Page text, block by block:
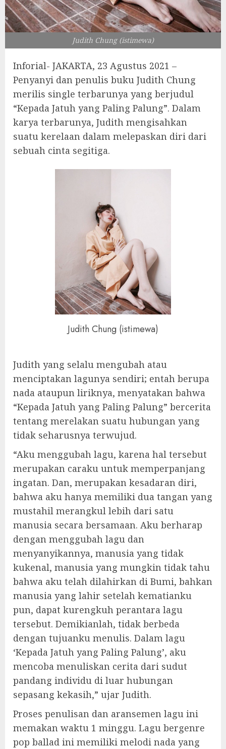
Judith Chung (istimewa)
Inforial- JAKARTA, 23 Agustus 2021 –
Penyanyi dan penulis buku Judith Chung
merilis single terbarunya yang berjudul
“Kepada Jatuh yang Paling Palung”. Dalam
karya terbarunya, Judith mengisahkan
suatu kerelaan dalam melepaskan diri dari
sebuah cinta segitiga.
Judith Chung (istimewa)
Judith yang selalu mengubah atau
menciptakan lagunya sendiri; entah berupa
nada ataupun liriknya, menyatakan bahwa
“Kepada Jatuh yang Paling Palung” bercerita
tentang merelakan suatu hubungan yang
tidak seharusnya terwujud.
“Aku menggubah lagu, karena hal tersebut
merupakan caraku untuk memperpanjang
ingatan. Dan, merupakan kesadaran diri,
bahwa aku hanya memiliki dua tangan yang
mustahil merangkul lebih dari satu
manusia secara bersamaan. Aku berharap
dengan menggubah lagu dan
menyanyikannya, manusia yang tidak
kukenal, manusia yang mungkin tidak tahu
bahwa aku telah dilahirkan di Bumi, bahkan
manusia yang lahir setelah kematianku
pun, dapat kurengkuh perantara lagu
tersebut. Demikianlah, tidak berbeda
dengan tujuanku menulis. Dalam lagu
‘Kepada Jatuh yang Paling Palung’, aku
mencoba menuliskan cerita dari sudut
pandang individu di luar hubungan
sepasang kekasih,” ujar Judith.
Proses penulisan dan aransemen lagu ini
memakan waktu 1 minggu. Lagu bergenre
pop ballad ini memiliki melodi nada yang